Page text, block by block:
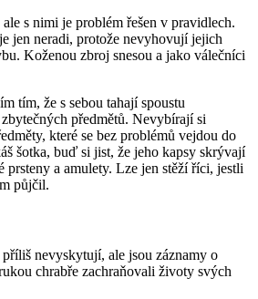
s nimi je problém řešen v pravidlech.
jen neradi, protože nevyhovují jejich
Koženou zbroj snesou a jako válečníci
tím, že s sebou tahají spoustu
předmětů. Nevybírají si
které se bez problémů vejdou do
šotka, buď si jist, že jeho kapsy skrývají
prsteny a amulety. Lze jen stěží říci, jestli
půjčil.
nevyskytují, ale jsou záznamy o
chrabře zachraňovali životy svých